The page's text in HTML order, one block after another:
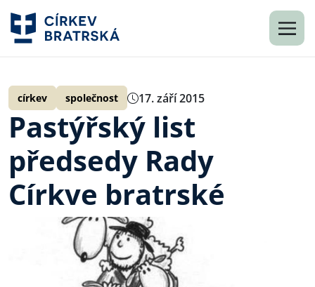
církev společnost 17. září 2015
Pastýřský list
předsedy Rady
Církve bratrské